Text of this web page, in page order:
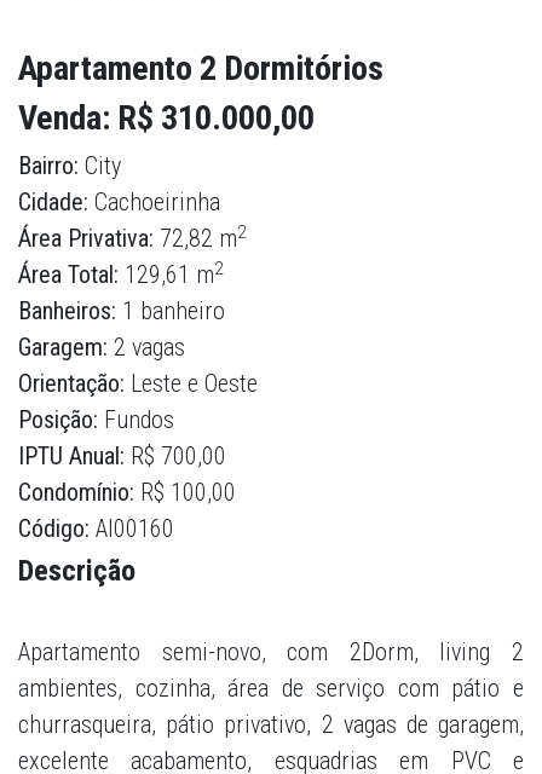
Apartamento 2 Dormitórios
Venda: R$ 310.000,00
Bairro: City
Cidade: Cachoeirinha
Área Privativa: 72,82 m2
Área Total: 129,61 m2
Banheiros: 1 banheiro
Garagem: 2 vagas
Orientação: Leste e Oeste
Posição: Fundos
IPTU Anual: R$ 700,00
Condomínio: R$ 100,00
Código: AI00160
Descrição
Apartamento semi-novo, com 2Dorm, living 2
ambientes, cozinha, área de serviço com pátio e
churrasqueira, pátio privativo, 2 vagas de garagem,
excelente acabamento, esquadrias em PVC e